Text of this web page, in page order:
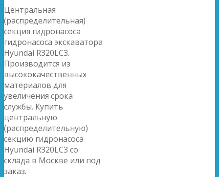
Центральная
(распределительная)
секция гидронасоса
гидронасоса экскаватора
Hyundai R320LC3.
Производится из
высококачественных
материалов для
увеличения срока
службы. Купить
центральную
(распределительную)
секцию гидронасоса
Hyundai R320LC3 со
склада в Москве или под
заказ.